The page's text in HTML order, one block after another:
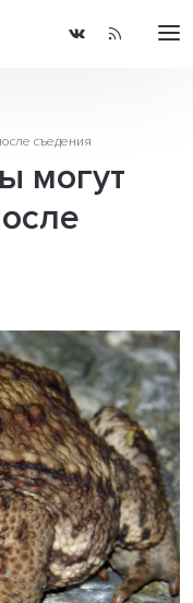
съедения
могут